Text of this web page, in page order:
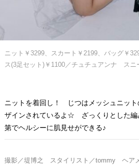
ニット￥3299、スカート￥2199、バッグ￥
ス(3足セット)￥1100／チュチュアンナ スニ
ニットを着回し！ じつはメッシュニット
ザインされているよ☆ ざっくりとした編
第でヘルシーに肌見せができる♪
撮影／堤博之 スタイリスト／tommy ヘア